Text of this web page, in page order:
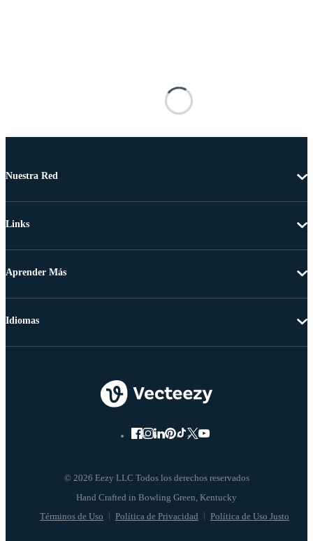
Nuestra Red
Links
Aprender Más
© 2026 Eezy LLC Todos los derechos reservados
Términos de Uso Política de Privacidad Política de Uso Justo
Idiomas